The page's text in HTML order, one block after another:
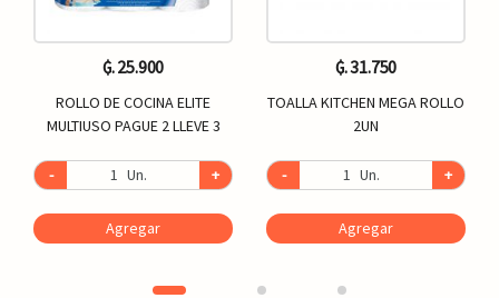
₲. 25.900
ROLLO DE COCINA ELITE
MULTIUSO PAGUE 2 LLEVE 3
- Un. +
Agregar
₲. 31.750
TOALLA KITCHEN MEGA ROLLO
2UN
- Un. +
Agregar